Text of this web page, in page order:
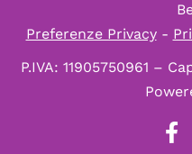
Preferenze Privacy-
P.IVA: 11905750961 –